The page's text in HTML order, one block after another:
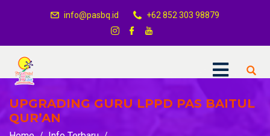
info@pasbq.id +62 852 303 98879
UPGRADING GURU LPPD PAS BAITUL
QUR’AN